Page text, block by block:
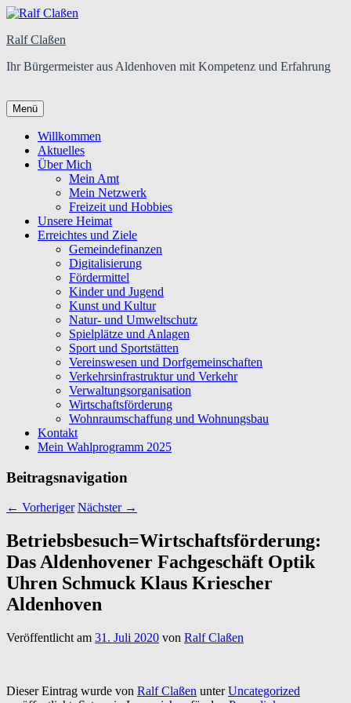
Ralf Claßen
Ihr Bürgermeister aus Aldenhoven mit Kompetenz und Erfahrung
Menü
Primäres
Menü
Willkommen
Aktuelles
Über Mich
Mein Amt
Mein Netzwerk
Freizeit und Hobbies
Unsere Heimat
Erreichtes und Ziele
Gemeindefinanzen
Digitalisierung
Fördermittel
Kinder und Jugend
Kunst und Kultur
Natur- und Umweltschutz
Spielplätze und Anlagen
Sport und Sportstätten
Vereinswesen und Dorfgemeinschaften
Verkehrsinfrastruktur und Verkehr
Verwaltungsorganisation
Wirtschaftsförderung
Wohnraumschaffung und Wohnungsbau
Kontakt
Mein Wahlprogramm 2025
Beitragsnavigation
← Vorheriger Nächster →
Betriebsbesuch=Wirtschaftsförderung:
Das Aldenhovener Fachgeschäft Optik
Uhren Schmuck Klaus Kriescher
Aldenhoven
Veröffentlicht am 31. Juli 2020 von Ralf Claßen
Dieser Eintrag wurde von Ralf Claßen unterUncategorized